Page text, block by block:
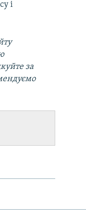
і
за